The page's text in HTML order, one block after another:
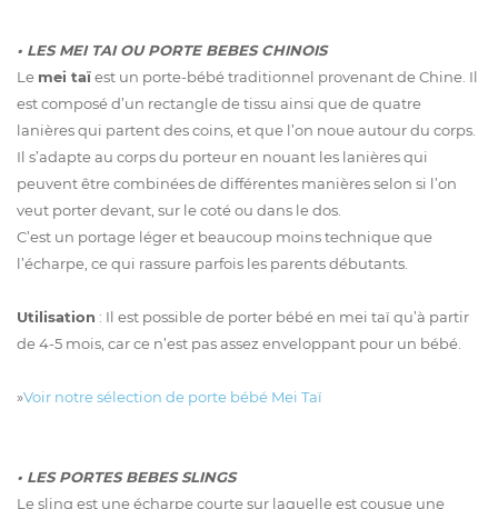
• LES MEI TAI OU PORTE BEBES CHINOIS
Le mei taïest un porte-bébé traditionnel provenant de Chine. Il
est composé d’un rectangle de tissu ainsi que de quatre
lanières qui partent des coins, et que l’on noue autour du corps.
Il s’adapte au corps du porteur en nouant les lanières qui
peuvent être combinées de différentes manières selon si l’on
veut porter devant, sur le coté ou dans le dos.
C’est un portage léger et beaucoup moins technique que
l’écharpe, ce qui rassure parfois les parents débutants.
Utilisation : Il est possible de porter bébé en mei taï qu’à partir
de 4-5 mois, car ce n’est pas assez enveloppant pour un bébé.
»Voir notre sélection de porte bébé Mei Taï
• LES PORTES BEBES SLINGS
Le sling est une écharpe courte sur laquelle est cousue une